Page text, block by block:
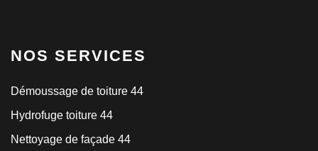
NOS SERVICES
Démoussage de toiture 44
Hydrofuge toiture 44
Nettoyage de façade 44